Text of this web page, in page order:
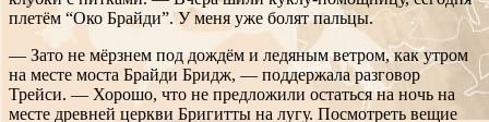
плетём “Око Брайди”. У меня уже болят пальцы.
— Зато не мёрзнем под дождём и ледяным ветром, как утром
на месте моста Брайди Бридж, — поддержала разговор
Трейси. — Хорошо, что не предложили остаться на ночь на
месте древней церкви Бригитты на лугу. Посмотреть вещие